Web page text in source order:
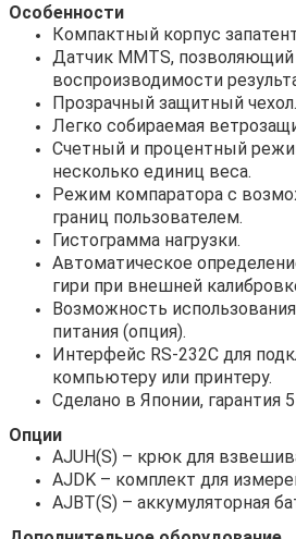
Особенности
Компактный корпус
Датчик MMTS,
воспроизводимости
Прозрачный защитный чехол.
Легко собираемая
Счетный и процентный
несколько единиц веса.
Режим компаратора с
границ пользователем.
Гистограмма нагрузки.
Автоматическое
гири при внешней
Возможность
питания (опция).
Интерфейс RS-232C для
компьютеру или принтеру.
Сделано в Японии, гарантия
Опции
AJUH(S) – крюк для
AJDK – комплект для
AJBT(S) – аккумуляторная